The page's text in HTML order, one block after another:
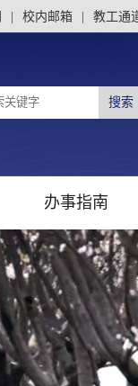
校内邮箱 教工通
办事指南